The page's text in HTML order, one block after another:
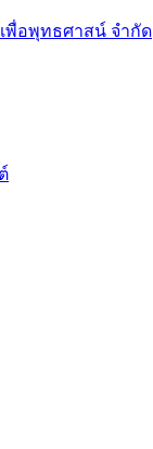
พื่อพุทธศาสน์ จำกัด